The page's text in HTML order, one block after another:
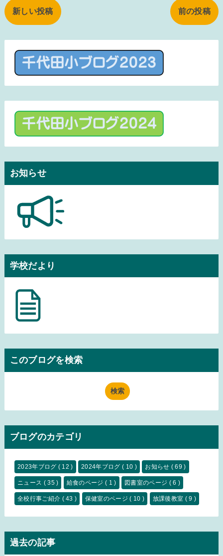
新しい投稿 前の投稿
お知らせ
学校だより
このブログを検索
ブログのカテゴリ
2023年ブログ ( 12 ) 2024年ブログ ( 10 ) お知らせ ( 69 )
ニュース ( 35 ) 給食のページ( 1 ) 図書室のページ ( 6 )
全校行事ご紹介 ( 43 ) 保健室のページ( 10 ) 放課後教室 ( 9 )
過去の記事